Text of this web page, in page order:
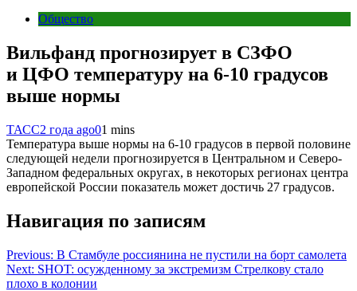
Общество
Вильфанд прогнозирует в СЗФО
и ЦФО температуру на 6-10 градусов
выше нормы
ТАСС2 года ago01 mins
Температура выше нормы на 6-10 градусов в первой половине
следующей недели прогнозируется в Центральном и Северо-
Западном федеральных округах, в некоторых регионах центра
европейской России показатель может достичь 27 градусов.
Навигация по записям
Previous: В Стамбуле россиянина не пустили на борт самолета
Next: SHOT: осужденному за экстремизм Стрелкову стало
плохо в колонии